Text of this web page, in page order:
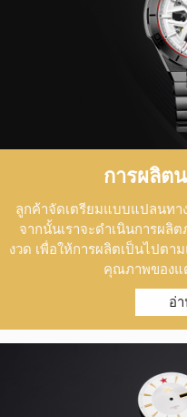
การผลิต
ลูกค้าจัดเตรียมแบบแปลนทา
จากนั้นเราจะดำเนินการผลิ
งวด เพื่อให้การผลิตเป็นไปต
คุณภาพของแ
อ่